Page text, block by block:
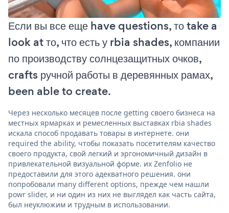
Если вы все еще have questions, то take a
look at то, что есть у rbia shades, компании
по производству солнцезащитных очков,
crafts ручной работы в деревянных рамах,
been able to create.
Через несколько месяцев после getting своего бизнеса на
местных ярмарках и ремесленных выставках rbia shades
искала способ продавать товары в интернете. они
required the ability, чтобы показать посетителям качество
своего продукта, свой легкий и эргономичный дизайн в
привлекательной визуальной форме. их Zenfolio не
предоставили для этого адекватного решения. они
попробовали many different options, прежде чем нашли
powr slider, и ни один из них не выглядел как часть сайта,
был неуклюжим и трудным в использовании.